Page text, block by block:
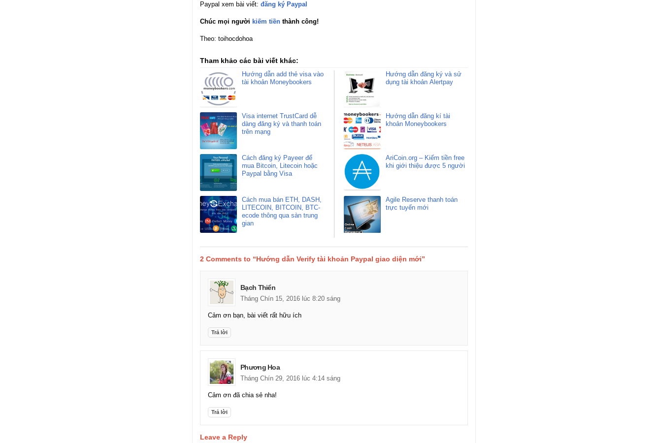
Paypal xem bài viết: đăng ký Paypal
Chúc mọi người kiếm tiền thành công!
Theo: toihocdohoa
Tham khảo các bài viết khác:
Hướng dẫn add thẻ visa vào
tài khoản Moneybookers
Visa internet TrustCard dễ
dàng đăng ký và thanh toán
trên mạng
Cách đăng ký Payeer để
mua Bitcoin, Litecoin hoặc
Paypal bằng Visa
Cách mua bán ETH, DASH,
LITECOIN, BITCOIN, BTC-
ecode thông qua sàn trung
gian
Hướng dẫn đăng ký và sử
dụng tài khoản Alertpay
Hướng dẫn đăng kí tài
khoản Moneybookers
AriCoin.org – Kiếm tiền free
khi giới thiệu được 5 người
Agile Reserve thanh toán
trực tuyến mới
2 Comments to “Hướng dẫn Verify tài khoản Paypal giao diện mới”
Bạch Thiển
Tháng Chín 15, 2016 lúc 8:20 sáng
Cảm ơn bạn, bài viết rất hữu ích
Trả lời
Phương Hoa
Tháng Chín 29, 2016 lúc 4:14 sáng
Cảm ơn đã chia sẻ nha!
Trả lời
Leave a Reply